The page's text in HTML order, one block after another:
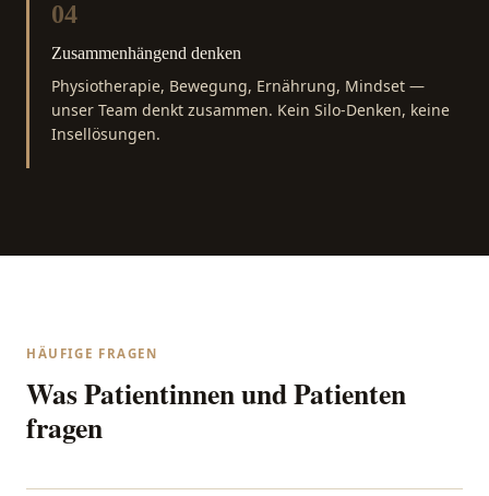
04
Zusammenhängend denken
Physiotherapie, Bewegung, Ernährung, Mindset —
unser Team denkt zusammen. Kein Silo-Denken, keine
Insellösungen.
HÄUFIGE FRAGEN
Was Patientinnen und Patienten
fragen